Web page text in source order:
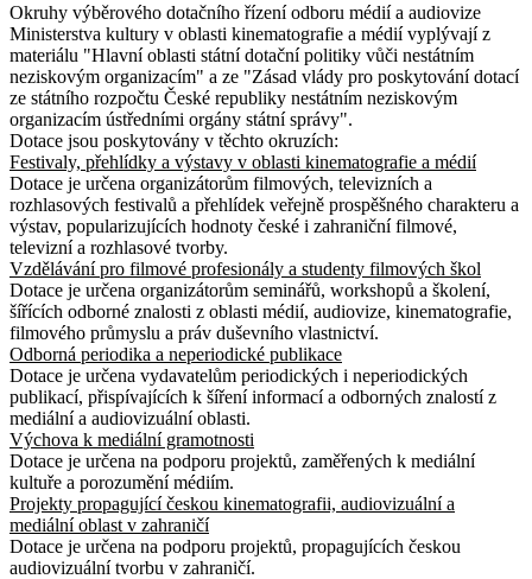
Okruhy výběrového dotačního řízení odboru médií a audiovize
Ministerstva kultury v oblasti kinematografie a médií vyplývají z
materiálu "Hlavní oblasti státní dotační politiky vůči nestátním
neziskovým organizacím" a ze "Zásad vlády pro poskytování dotací
ze státního rozpočtu České republiky nestátním neziskovým
organizacím ústředními orgány státní správy".
Dotace jsou poskytovány v těchto okruzích:
Festivaly, přehlídky a výstavy v oblasti kinematografie a médií
Dotace je určena organizátorům filmových, televizních a
rozhlasových festivalů a přehlídek veřejně prospěšného charakteru a
výstav, popularizujících hodnoty české i zahraniční filmové,
televizní a rozhlasové tvorby.
Vzdělávání pro filmové profesionály a studenty filmových škol
Dotace je určena organizátorům seminářů, workshopů a školení,
šířících odborné znalosti z oblasti médií, audiovize, kinematografie,
filmového průmyslu a práv duševního vlastnictví.
Odborná periodika a neperiodické publikace
Dotace je určena vydavatelům periodických i neperiodických
publikací, přispívajících k šíření informací a odborných znalostí z
mediální a audiovizuální oblasti.
Výchova k mediální gramotnosti
Dotace je určena na podporu projektů, zaměřených k mediální
kultuře a porozumění médiím.
Projekty propagující českou kinematografii, audiovizuální a
mediální oblast v zahraničí
Dotace je určena na podporu projektů, propagujících českou
audiovizuální tvorbu v zahraničí.